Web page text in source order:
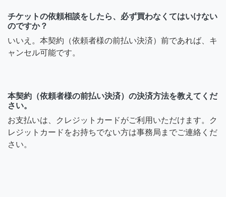
チケットの依頼相談をしたら、必ず買わなくてはいけない
のですか？
いいえ。本契約（依頼者様の前払い決済）前であれば、キ
ャンセル可能です。
本契約（依頼者様の前払い決済）の決済方法を教えてくだ
さい。
お支払いは、クレジットカードがご利用いただけます。ク
レジットカードをお持ちでない方は事務局までご連絡くだ
さい。